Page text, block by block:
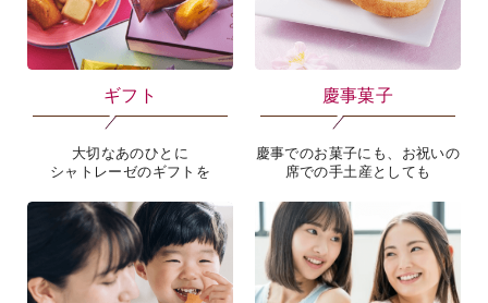
ギフト
大切なあのひとに
シャトレーゼのギフトを
慶事菓子
慶事でのお菓子にも、お祝いの
席での手土産としても